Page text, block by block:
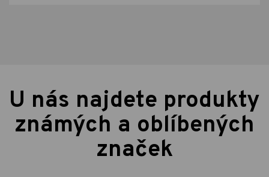
U nás najdete produkty
známých a oblíbených
značek